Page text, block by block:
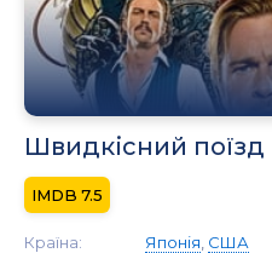
Швидкісний поїзд
7.5
Країна: Японія США